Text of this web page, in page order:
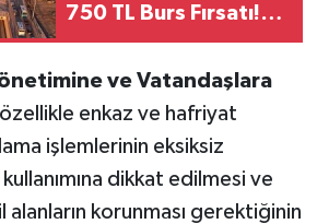
750 TL Burs Fırsatı!
Başvurular Başlıyor...
ve Vatandaşlara
enkaz ve hafriyat
işlemlerinin eksiksiz
dikkat edilmesi ve
korunması gerektiğinin